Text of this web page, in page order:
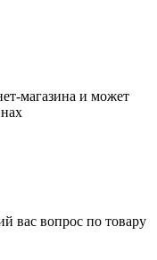
магазина и может
вас вопрос по товару